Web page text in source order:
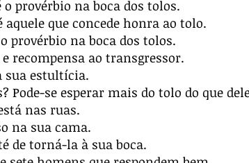
provérbio na boca dos tolos.
que concede honra ao tolo.
provérbio na boca dos tolos.
recompensa ao transgressor.
sua estultícia.
Pode-se esperar mais do tolo do que
nas ruas.
na sua cama.
de torná-la à sua boca.